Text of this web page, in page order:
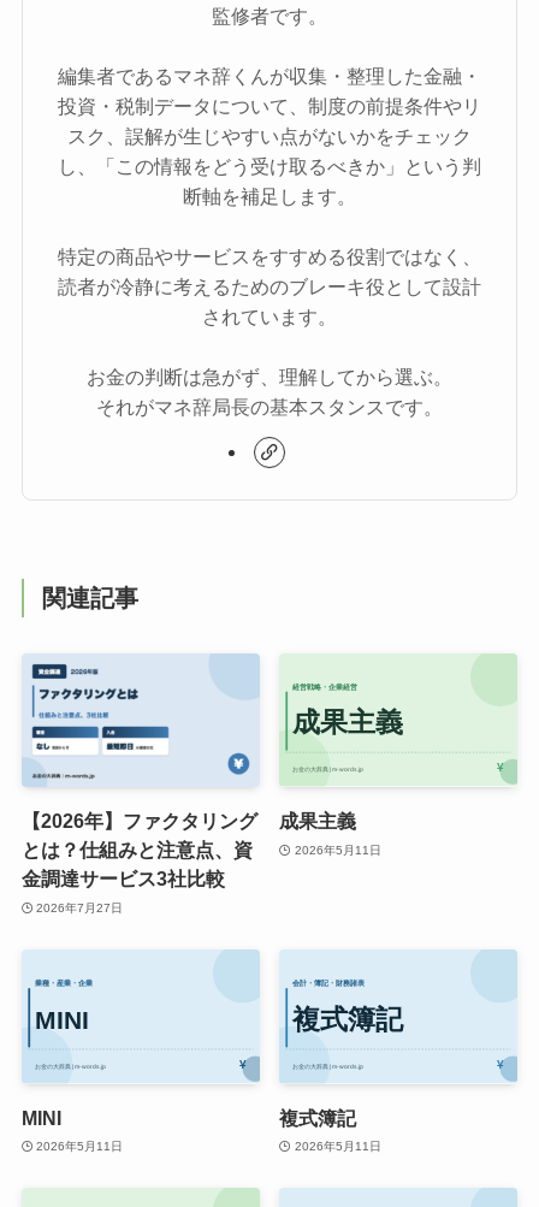
監修者です。
編集者であるマネ辞くんが収集・整理した金融・
投資・税制データについて、制度の前提条件やリ
スク、誤解が生じやすい点がないかをチェック
し、「この情報をどう受け取るべきか」という判
断軸を補足します。
特定の商品やサービスをすすめる役割ではなく、
読者が冷静に考えるためのブレーキ役として設計
されています。
お金の判断は急がず、理解してから選ぶ。
それがマネ辞局長の基本スタンスです。
関連記事
【2026年】ファクタリング
とは？仕組みと注意点、資
金調達サービス3社比較
2026年7月27日
成果主義
2026年5月11日
MINI
2026年5月11日
複式簿記
2026年5月11日